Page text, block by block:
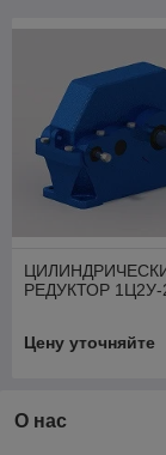
РЕДУКТОР 1Ц2У-
Цену уточняйте
О нас